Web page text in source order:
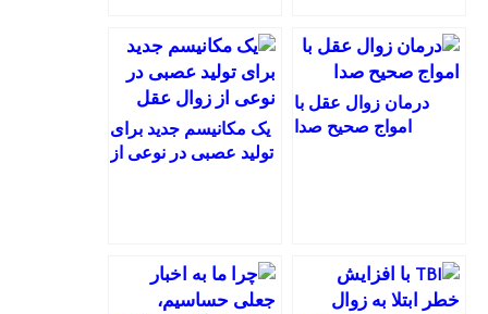
درمان زوال عقل با
امواج صحیح صدا
یک مکانیسم جدید برای
تولید عصبی در نوعی از